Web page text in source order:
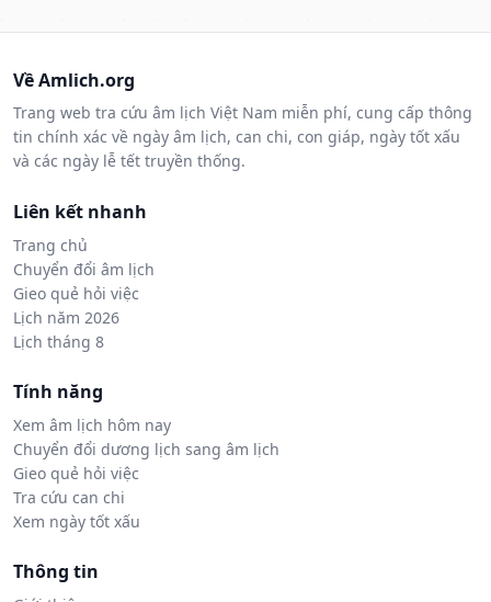
Về Amlich.org
Trang web tra cứu âm lịch Việt Nam miễn phí, cung cấp thông
tin chính xác về ngày âm lịch, can chi, con giáp, ngày tốt xấu
và các ngày lễ tết truyền thống.
Liên kết nhanh
Trang chủ
Chuyển đổi âm lịch
Gieo quẻ hỏi việc
Lịch năm 2026
Lịch tháng 8
Tính năng
Xem âm lịch hôm nay
Chuyển đổi dương lịch sang âm lịch
Gieo quẻ hỏi việc
Tra cứu can chi
Xem ngày tốt xấu
Thông tin